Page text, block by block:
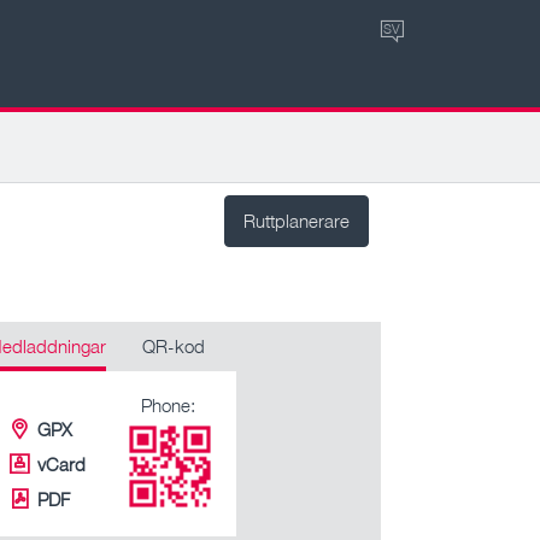
SV
Ruttplanerare
QR-kod
GPX
vCard
PDF
Phone: